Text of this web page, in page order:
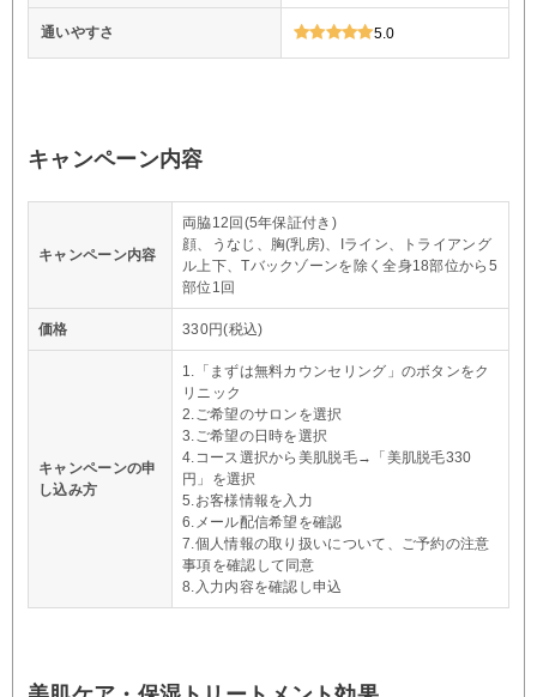
通いやすさ 5.0
キャンペーン内容
キャンペーン内容
両脇12回(5年保証付き)
顔、うなじ、胸(乳房)、Iライン、トライアング
ル上下、Tバックゾーンを除く全身18部位から5
部位1回
価格 330円(税込)
キャンペーンの申
し込み方
1.「まずは無料カウンセリング」のボタンをク
リニック
2.ご希望のサロンを選択
3.ご希望の日時を選択
4.コース選択から美肌脱毛→「美肌脱毛330
円」を選択
5.お客様情報を入力
6.メール配信希望を確認
7.個人情報の取り扱いについて、ご予約の注意
事項を確認して同意
8.入力内容を確認し申込